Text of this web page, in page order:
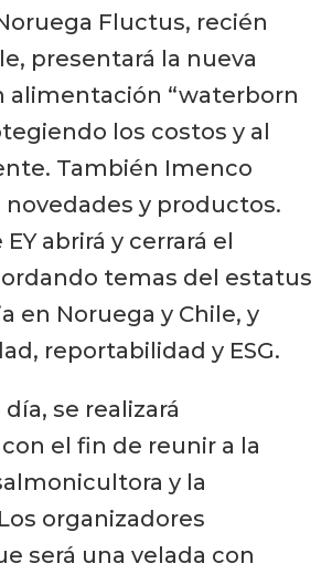
Fluctus, recién
presentará la nueva
alimentación “waterborn
los costos y al
También Imenco
novedades y productos.
abrirá y cerrará el
temas del estatus
en Noruega y Chile, y
reportabilidad y ESG.
se realizará
el fin de reunir a la
y la
organizadores
será una velada con